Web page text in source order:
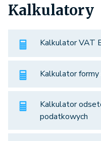
Kalkulatory
Kalkulator VAT
Kalkulator
Kalkulator
podatkowych